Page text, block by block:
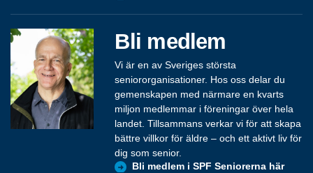
Bli medlem
Vi är en av Sveriges största
seniororganisationer. Hos oss delar du
gemenskapen med närmare en kvarts
miljon medlemmar i föreningar över hela
landet. Tillsammans verkar vi för att skapa
bättre villkor för äldre – och ett aktivt liv för
dig som senior.
Bli medlem i SPF Seniorerna här